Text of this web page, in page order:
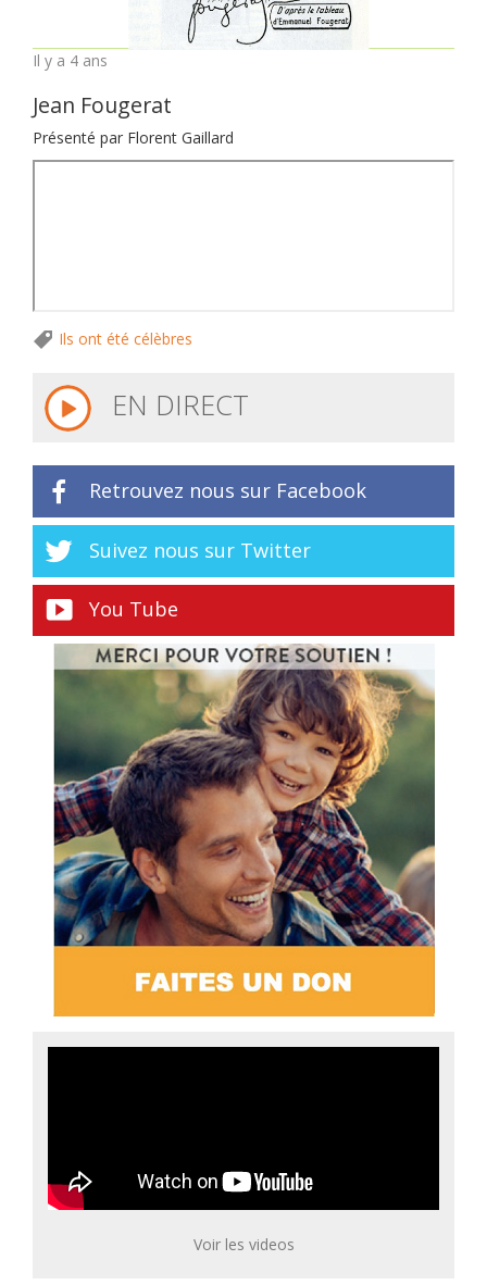
Il y a 4 ans
Jean Fougerat
Présenté par Florent Gaillard
Ils ont été célèbres
EN DIRECT
Retrouvez nous sur Facebook
Suivez nous sur Twitter
You Tube
Voir les videos